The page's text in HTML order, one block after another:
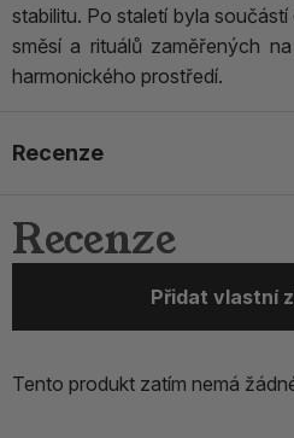
stabilitu. Po staletí byla
směsí a rituálů zaměřených
harmonického prostředí.
Recenze
Recenze
Přidat vlastní
Tento produkt zatím nemá